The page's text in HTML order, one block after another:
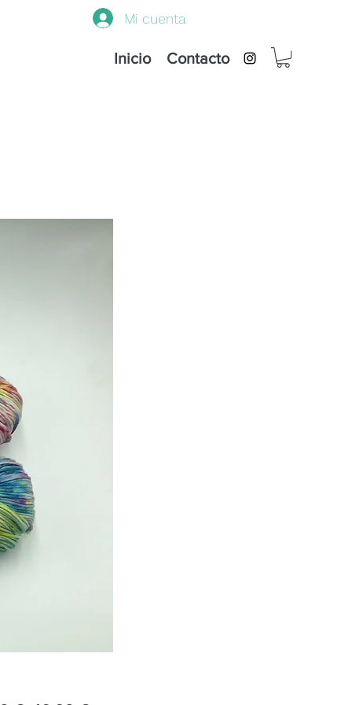
Inicio Contacto
Mi cuenta